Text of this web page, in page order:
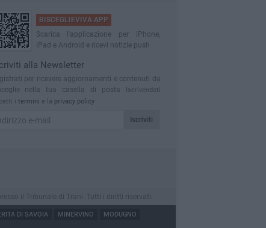
BISCEGLIEVIVA APP
Scarica l'applicazione per iPhone,
iPad e Android e ricevi notizie push
alla Newsletter
per ricevere aggiornamenti e contenuti da
nella tua casella di posta
Iscrivendoti
i termini e la privacy policy
Iscriviti
il Tribunale di Trani. Tutti i diritti riservati.
DI SAVOIA MINERVINO
MODUGNO